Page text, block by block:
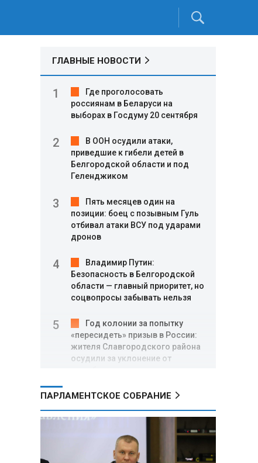
ГЛАВНЫЕ НОВОСТИ
Где проголосовать
россиянам в Беларуси на
выборах в Госдуму 20 сентября
В ООН осудили атаки,
приведшие к гибели детей в
Белгородской области и под
Геленджиком
Пять месяцев один на
позиции: боец с позывным Гуль
отбивал атаки ВСУ под ударами
дронов
Владимир Путин:
Безопасность в Белгородской
области — главный приоритет, но
соцвопросы забывать нельзя
Год колонии за попытку
«пересидеть» призыв в России:
жителя Славгородского района
осудили за уклонение от
В Свердловской области
производителя дронов «Упырь»
Российские пловцы
выиграли все золотые медали
ПАРЛАМЕНТСКОЕ СОБРАНИЕ